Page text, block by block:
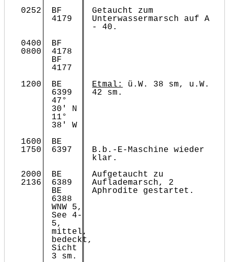
0252
BF
4179
Getaucht zum
Unterwassermarsch auf A
- 40.
0400
0800
BF
4178
BF
4177
1200
BE
6399
47°
30' N
11°
38' W
Etmal:
ü.W. 38 sm, u.W.
42 sm.
1600
1750
BE
6397
B.b.-E-Maschine wieder
klar.
2000
2136
BE
6389
BE
6388
WNW 5,
See 4-
5,
mittel,
bedeckt,
Sicht
3 sm.
Aufgetaucht zu
Auflademarsch, 2
Aphrodite gestartet.